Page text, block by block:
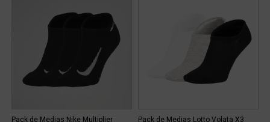
Pack de Medias Nike Multiplier Pack de Medias Lotto Volata X3